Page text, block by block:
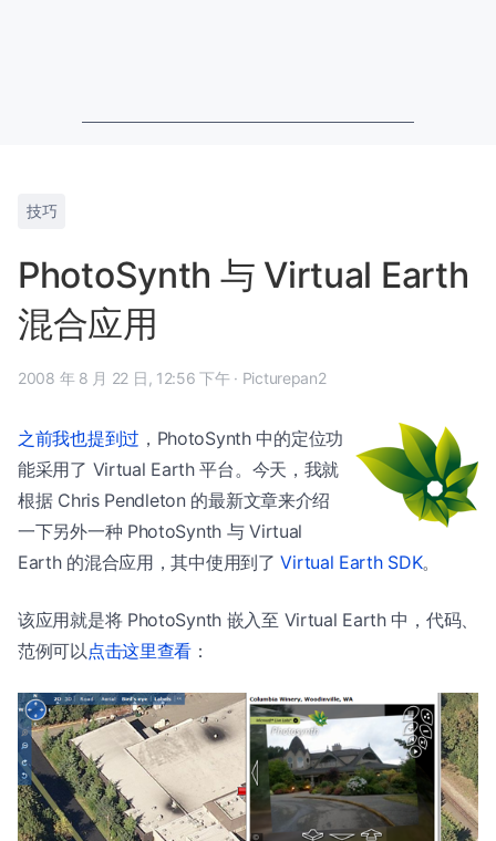
技巧
PhotoSynth 与 Virtual Earth
混合应用
2008 年 8 月 22 日, 12:56 下午 · Picturepan2
之前我也提到过 ，PhotoSynth 中的定位功
能采用了 Virtual Earth 平台。今天，我就
根据 Chris Pendleton 的最新文章来介绍
一下另外一种 PhotoSynth 与 Virtual
Earth 的混合应用，其中使用到了Virtual Earth SDK。
该应用就是将 PhotoSynth 嵌入至 Virtual Earth 中，代码、
范例可以点击这里查看 ：